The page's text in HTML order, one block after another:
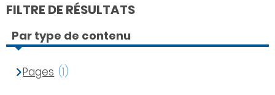
FILTRE DE RÉSULTATS
Par type de contenu
Pages (1)